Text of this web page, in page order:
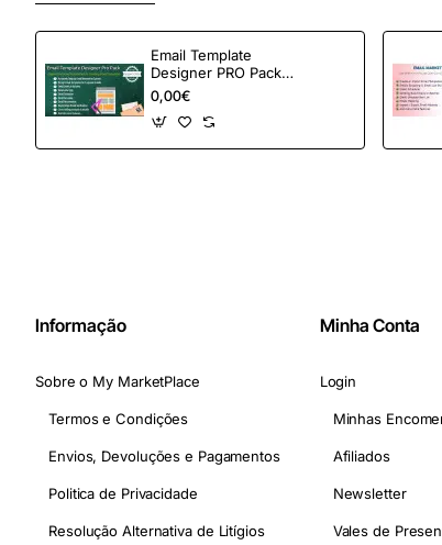
Email Template
Designer PRO Pack –
Automação de e-
mail definitiva para
OpenCart
0,00€
Informação
Sobre o My MarketPlace
Termos e Condições
Envios, Devoluções e Pagamentos
Politica de Privacidade
Resolução Alternativa de Litígios
Minha Conta
Login
Minhas
Afiliados
Newsletter
Vales de